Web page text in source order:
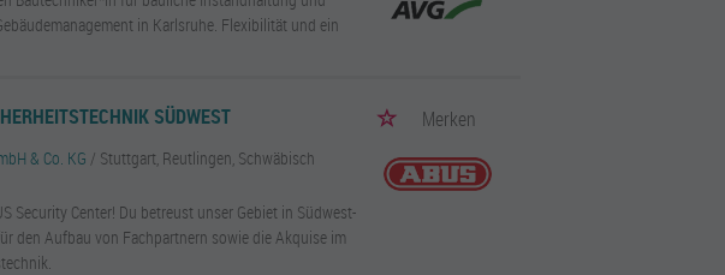
in Karlsruhe. Flexibilität und ein
SÜDWEST Merken
& Co. KG / Stuttgart, Reutlingen, Schwäbisch
Security Center! Du betreust unser Gebiet in Südwest-
den Aufbau von Fachpartnern sowie die Akquise im